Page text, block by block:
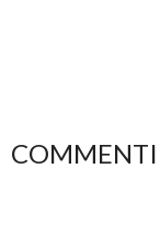
COMMENTI